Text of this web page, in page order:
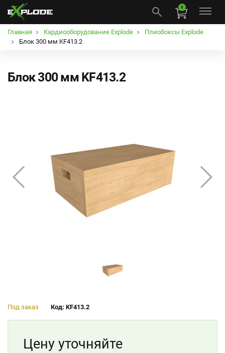
0
Главная Кардиооборудование Explode
Плиобоксы Explode
Блок 300 мм KF413.2
Блок 300 мм KF413.2
Под заказ Код: KF413.2
Цену уточняйте